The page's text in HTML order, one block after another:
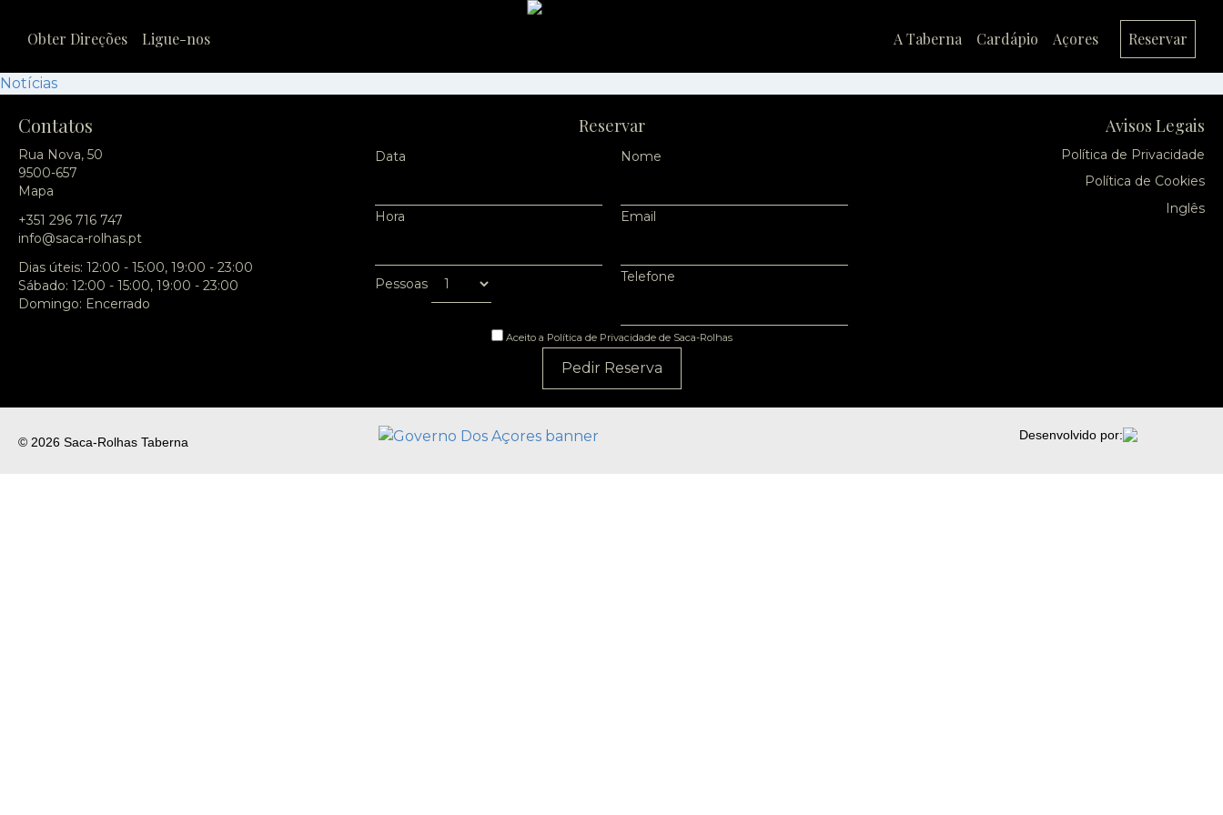
Obter Direções Ligue-nos A Taberna Cardápio Açores Reservar
Notícias
Contatos
Rua Nova, 50
9500-657
Mapa
+351 296 716 747
info@saca-rolhas.pt
Dias úteis: 12:00 - 15:00, 19:00 - 23:00
Sábado: 12:00 - 15:00, 19:00 - 23:00
Domingo: Encerrado
Reservar
Data
Hora
Pessoas
Nome
Email
Telefone
Aceito a Política de Privacidade de Saca-Rolhas
Pedir Reserva
Avisos Legais
Política de Privacidade
Política de Cookies
Inglês
© 2026 Saca-Rolhas Taberna Desenvolvido por: